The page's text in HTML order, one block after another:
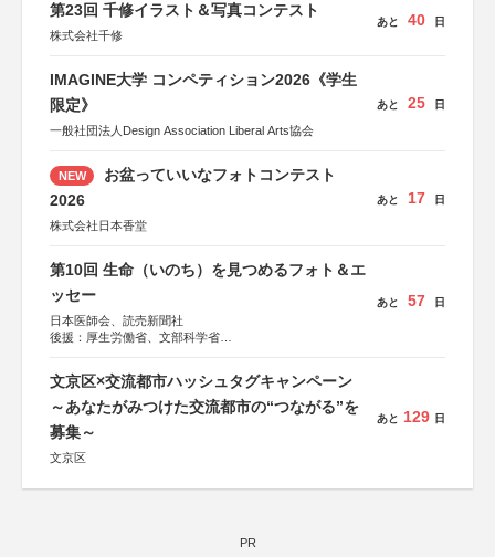
第23回 千修イラスト＆写真コンテスト
株式会社千修
あと 40 日
IMAGINE大学 コンペティション2026《学生
限定》
一般社団法人Design Association Liberal Arts協会
あと 25 日
NEW
お盆っていいなフォトコンテスト
2026
株式会社日本香堂
あと 17 日
第10回 生命（いのち）を見つめるフォト＆エ
ッセー
日本医師会、読売新聞社
後援：厚生労働省、文部科学省
しん生命保険株式会社
あと 57 日
文京区×交流都市ハッシュタグキャンペーン
～あなたがみつけた交流都市の“つながる”を
募集～
文京区
あと 129 日
PR